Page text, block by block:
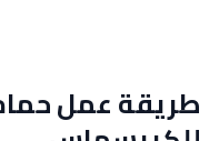
طريقة عمل